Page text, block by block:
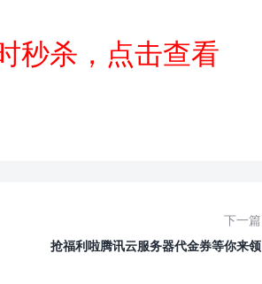
秒杀，点击查看
下一篇
抢福利啦腾讯云服务器代金券等你来领